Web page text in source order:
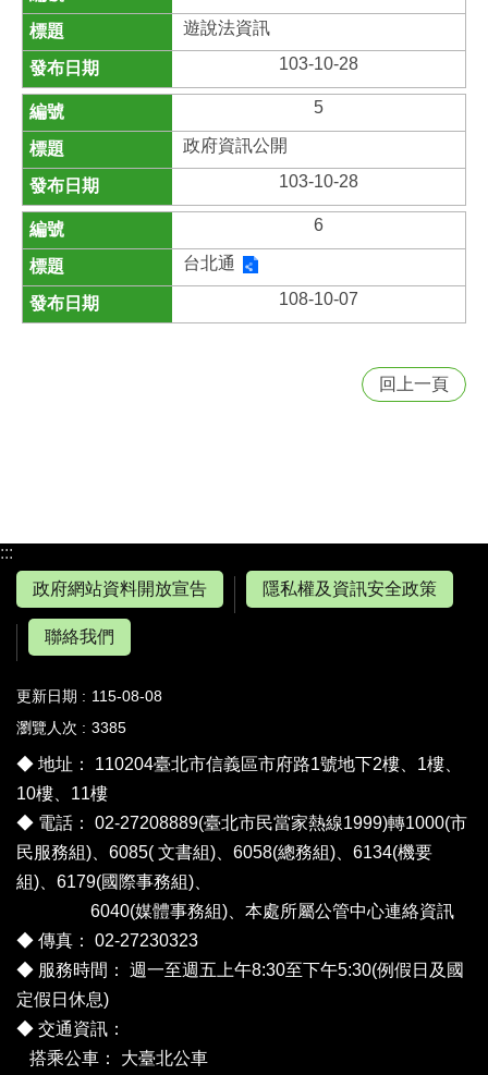
遊說法資訊
103-10-28
5
政府資訊公開
103-10-28
6
台北通
108-10-07
回上一頁
:::
政府網站資料開放宣告
隱私權及資訊安全政策
聯絡我們
更新日期
115-08-08
瀏覽人次
3385
◆ 地址： 110204臺北市信義區市府路1號地下2樓、1樓、
10樓、11樓
◆ 電話： 02-27208889(臺北市民當家熱線1999)轉1000(市
民服務組)、6085( 文書組)、6058(總務組)、6134(機要
組)、6179(國際事務組)、
6040(媒體事務組)、 本處所屬公管中心連絡資訊
◆ 傳真： 02-27230323
◆ 服務時間： 週一至週五上午8:30至下午5:30(例假日及國
定假日休息)
◆ 交通資訊：
搭乘公車： 大臺北公車